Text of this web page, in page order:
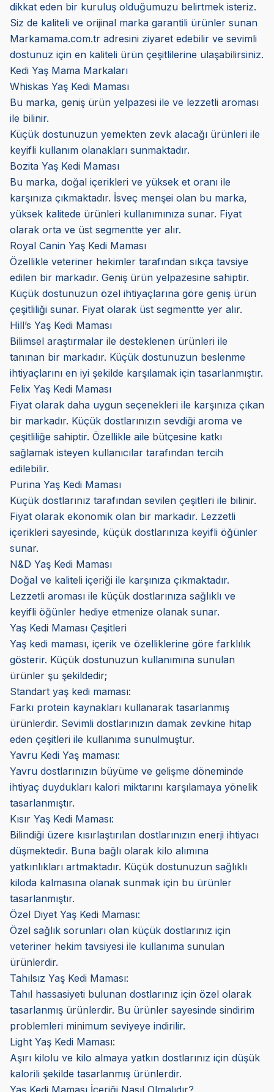
dikkat eden bir kuruluş olduğumuzu belirtmek isteriz.
Siz de kaliteli ve orijinal marka garantili ürünler sunan
Markamama.com.tr adresini ziyaret edebilir ve sevimli
dostunuz için en kaliteli ürün çeşitlilerine ulaşabilirsiniz.
Kedi Yaş Mama Markaları
Whiskas Yaş Kedi Maması
Bu marka, geniş ürün yelpazesi ile ve lezzetli aroması
ile bilinir.
Küçük dostunuzun yemekten zevk alacağı ürünleri ile
keyifli kullanım olanakları sunmaktadır.
Bozita Yaş Kedi Maması
Bu marka, doğal içerikleri ve yüksek et oranı ile
karşınıza çıkmaktadır. İsveç menşei olan bu marka,
yüksek kalitede ürünleri kullanımınıza sunar. Fiyat
olarak orta ve üst segmentte yer alır.
Royal Canin Yaş Kedi Maması
Özellikle veteriner hekimler tarafından sıkça tavsiye
edilen bir markadır. Geniş ürün yelpazesine sahiptir.
Küçük dostunuzun özel ihtiyaçlarına göre geniş ürün
çeşitliliği sunar. Fiyat olarak üst segmentte yer alır.
Hill’s Yaş Kedi Maması
Bilimsel araştırmalar ile desteklenen ürünleri ile
tanınan bir markadır. Küçük dostunuzun beslenme
ihtiyaçlarını en iyi şekilde karşılamak için tasarlanmıştır.
Felix Yaş Kedi Maması
Fiyat olarak daha uygun seçenekleri ile karşınıza çıkan
bir markadır. Küçük dostlarınızın sevdiği aroma ve
çeşitliliğe sahiptir. Özellikle aile bütçesine katkı
sağlamak isteyen kullanıcılar tarafından tercih
edilebilir.
Purina Yaş Kedi Maması
Küçük dostlarınız tarafından sevilen çeşitleri ile bilinir.
Fiyat olarak ekonomik olan bir markadır. Lezzetli
içerikleri sayesinde, küçük dostlarınıza keyifli öğünler
sunar.
N&D Yaş Kedi Maması
Doğal ve kaliteli içeriği ile karşınıza çıkmaktadır.
Lezzetli aroması ile küçük dostlarınıza sağlıklı ve
keyifli öğünler hediye etmenize olanak sunar.
Yaş Kedi Maması Çeşitleri
Yaş kedi maması, içerik ve özelliklerine göre farklılık
gösterir. Küçük dostunuzun kullanımına sunulan
ürünler şu şekildedir;
Standart yaş kedi maması:
Farkı protein kaynakları kullanarak tasarlanmış
ürünlerdir. Sevimli dostlarınızın damak zevkine hitap
eden çeşitleri ile kullanıma sunulmuştur.
Yavru Kedi Yaş maması:
Yavru dostlarınızın büyüme ve gelişme döneminde
ihtiyaç duydukları kalori miktarını karşılamaya yönelik
tasarlanmıştır.
Kısır Yaş Kedi Maması:
Bilindiği üzere kısırlaştırılan dostlarınızın enerji ihtiyacı
düşmektedir. Buna bağlı olarak kilo alımına
yatkınlıkları artmaktadır. Küçük dostunuzun sağlıklı
kiloda kalmasına olanak sunmak için bu ürünler
tasarlanmıştır.
Özel Diyet Yaş Kedi Maması:
Özel sağlık sorunları olan küçük dostlarınız için
veteriner hekim tavsiyesi ile kullanıma sunulan
ürünlerdir.
Tahılsız Yaş Kedi Maması:
Tahıl hassasiyeti bulunan dostlarınız için özel olarak
tasarlanmış ürünlerdir. Bu ürünler sayesinde sindirim
problemleri minimum seviyeye indirilir.
Light Yaş Kedi Maması:
Aşırı kilolu ve kilo almaya yatkın dostlarınız için düşük
kalorili şekilde tasarlanmış ürünlerdir.